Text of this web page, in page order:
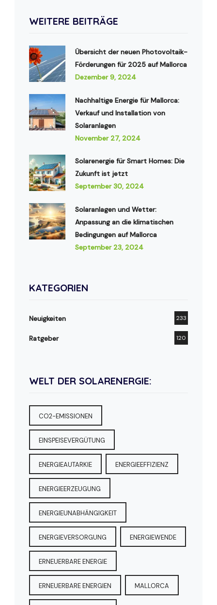
WEITERE BEITRÄGE
Übersicht der neuen Photovoltaik-
Förderungen für 2025 auf Mallorca
Dezember 9, 2024
Nachhaltige Energie für Mallorca:
Verkauf und Installation von
Solaranlagen
November 27, 2024
Solarenergie für Smart Homes: Die
Zukunft ist jetzt
September 30, 2024
Solaranlagen und Wetter:
Anpassung an die klimatischen
Bedingungen auf Mallorca
September 23, 2024
KATEGORIEN
Neuigkeiten 233
Ratgeber 120
WELT DER SOLARENERGIE:
CO2-EMISSIONEN
EINSPEISEVERGÜTUNG
ENERGIEAUTARKIE ENERGIEEFFIZIENZ
ENERGIEERZEUGUNG
ENERGIEUNABHÄNGIGKEIT
ENERGIEVERSORGUNG ENERGIEWENDE
ERNEUERBARE ENERGIE
ERNEUERBARE ENERGIEN MALLORCA